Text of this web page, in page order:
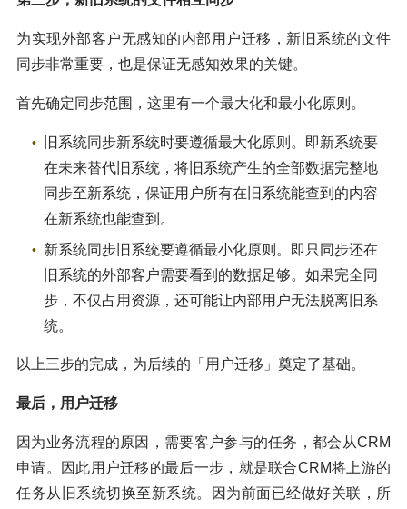
为实现外部客户无感知的内部用户迁移，新旧系统的文件
同步非常重要，也是保证无感知效果的关键。
首先确定同步范围，这里有一个最大化和最小化原则。
旧系统同步新系统时要遵循最大化原则。即新系统要
在未来替代旧系统，将旧系统产生的全部数据完整地
同步至新系统，保证用户所有在旧系统能查到的内容
在新系统也能查到。
新系统同步旧系统要遵循最小化原则。即只同步还在
旧系统的外部客户需要看到的数据足够。如果完全同
步，不仅占用资源，还可能让内部用户无法脱离旧系
统。
以上三步的完成，为后续的「用户迁移」奠定了基础。
最后，用户迁移
因为业务流程的原因，需要客户参与的任务，都会从CRM
申请。因此用户迁移的最后一步，就是联合CRM将上游的
任务从旧系统切换至新系统。因为前面已经做好关联，所